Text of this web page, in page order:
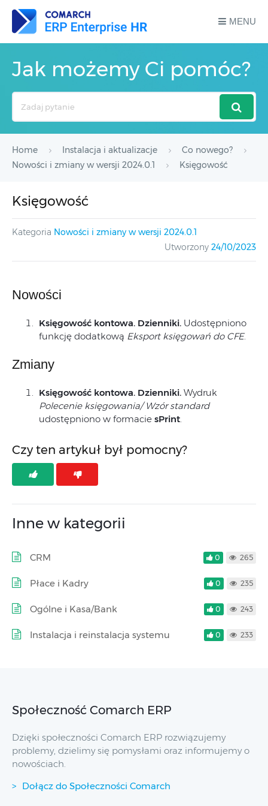
MENU
Jak możemy Ci pomóc?
Home Instalacja i aktualizacje
Co nowego?
Nowości i zmiany w wersji 2024.0.1
Księgowość
Księgowość
Kategoria Nowości i zmiany w wersji 2024.0.1
Utworzony 24/10/2023
Nowości
Księgowość kontowa. Dzienniki. Udostępniono
funkcję dodatkową Eksport księgowań do CFE.
Zmiany
Księgowość kontowa. Dzienniki. Wydruk
Polecenie księgowania/ Wzór standard
udostępniono w formacie sPrint.
Czy ten artykuł był pomocny?
Inne w kategorii
CRM 0 265
Płace i Kadry 0 235
Ogólne i Kasa/Bank 0 243
Instalacja i reinstalacja systemu 0 233
Społeczność Comarch ERP
Dzięki społeczności Comarch ERP rozwiązujemy
problemy, dzielimy się pomysłami oraz informujemy o
nowościach.
Dołącz do Społeczności Comarch